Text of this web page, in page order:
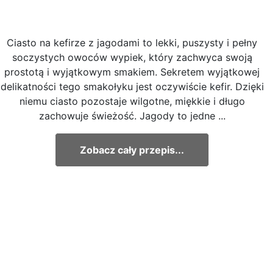
Ciasto na kefirze z jagodami to lekki, puszysty i pełny
soczystych owoców wypiek, który zachwyca swoją
prostotą i wyjątkowym smakiem. Sekretem wyjątkowej
delikatności tego smakołyku jest oczywiście kefir. Dzięki
niemu ciasto pozostaje wilgotne, miękkie i długo
zachowuje świeżość. Jagody to jedne ...
Zobacz cały przepis...